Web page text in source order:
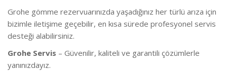
Grohe gömme rezervuarınızda yaşadığınız her türlü arıza için
bizimle iletişime geçebilir, en kısa sürede profesyonel servis
desteği alabilirsiniz.
Grohe Servis – Güvenilir, kaliteli ve garantili çözümlerle
yanınızdayız.